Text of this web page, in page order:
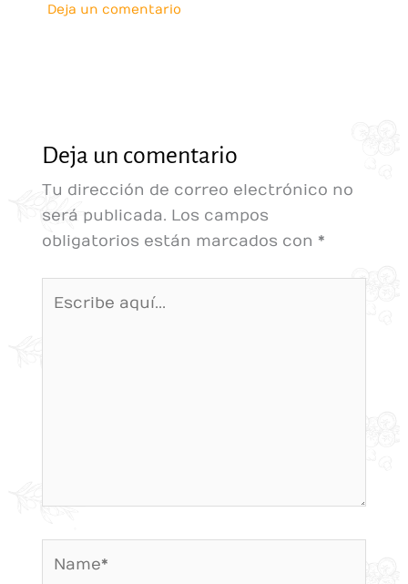
Deja un comentario
Deja un comentario
Tu dirección de correo electrónico no
será publicada. Los campos
obligatorios están marcados con *
aquí...